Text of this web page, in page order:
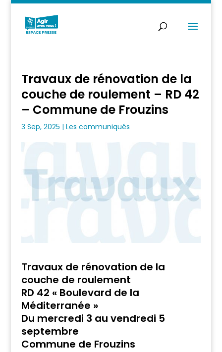
Travaux de rénovation de la
couche de roulement – RD 42
– Commune de Frouzins
3 Sep, 2025 | Les communiqués
Travaux de rénovation de la
couche de roulement
RD 42 « Boulevard de la
Méditerranée »
Du mercredi 3 au vendredi 5
septembre
Commune de Frouzins